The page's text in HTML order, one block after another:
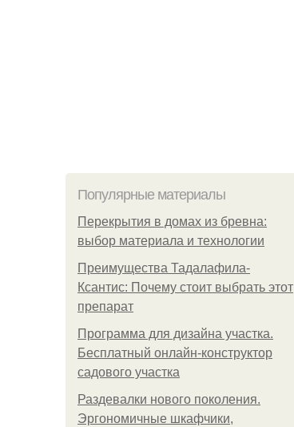
Популярные материалы
Перекрытия в домах из бревна:
выбор материала и технологии
Преимущества Тадалафила-
Ксантис: Почему стоит выбрать этот
препарат
Программа для дизайна участка.
Бесплатный онлайн-конструктор
садового участка
Раздевалки нового поколения.
Эргономичные шкафчики,